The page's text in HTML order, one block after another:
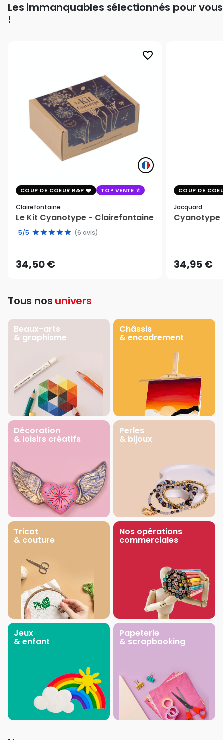
Les immanquables sélectionnés pour vous
!
favorite_border
COUP DE COEUR R&P TOP VENTE
Clairefontaine
Le Kit Cyanotype - Clairefontaine
5/5 (6 avis)
34,50 €
COUP DE
Jacquard
Cyanotype
34,95 €
Tous nos univers
Beaux-arts
& graphisme
Châssis
& encadrement
Décoration
& loisirs créatifs
Perles
& bijoux
Tricot
& couture
Nos opérations
commerciales
Jeux
& enfant
Papeterie
& scrapbooking